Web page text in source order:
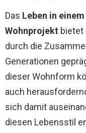
Das Leben in
Wohnprojekt bietet
durch die
Generationen
dieser Wohnform
auch
sich damit
diesen Lebensstil